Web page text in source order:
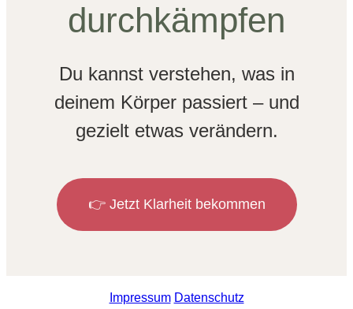
durchkämpfen
Du kannst verstehen, was in
deinem Körper passiert – und
gezielt etwas verändern.
👉 Jetzt Klarheit bekommen
Impressum Datenschutz